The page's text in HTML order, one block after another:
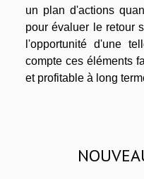
un plan d'actions
pour évaluer le retour
l'opportunité d'une
compte ces éléments
et profitable à long